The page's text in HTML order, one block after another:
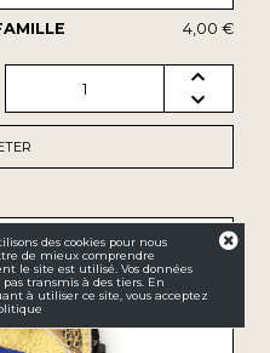
4,00 €
1
des cookies pour nous
de mieux comprendre
le site est utilisé. Vos données
pas transmis à des tiers. En
à utiliser ce site, vous acceptez